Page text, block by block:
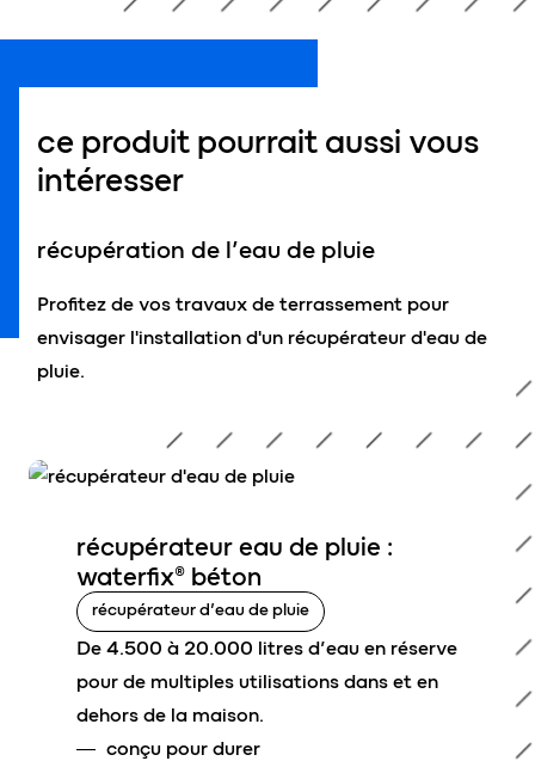
ce produit pourrait aussi vous
intéresser
récupération de l’eau de pluie
Profitez de vos travaux de terrassement pour
envisager l'installation d'un récupérateur d'eau de
pluie.
récupérateur eau de pluie :
waterfix® béton
récupérateur d’eau de pluie
De 4.500 à 20.000 litres d’eau en réserve
pour de multiples utilisations dans et en
dehors de la maison.
conçu pour durer